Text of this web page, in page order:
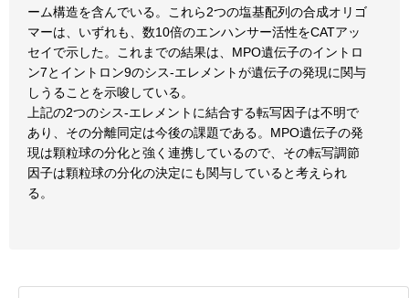
ーム構造を含んでいる。これら2つの塩基配列の合成オリゴ
マーは、いずれも、数10倍のエンハンサー活性をCATアッ
セイで示した。これまでの結果は、MPO遺伝子のイントロ
ン7とイントロン9のシス-エレメントが遺伝子の発現に関与
しうることを示唆している。
上記の2つのシス-エレメントに結合する転写因子は不明で
あり、その分離同定は今後の課題である。MPO遺伝子の発
現は顆粒球の分化と強く連携しているので、その転写調節
因子は顆粒球の分化の決定にも関与していると考えられ
る。